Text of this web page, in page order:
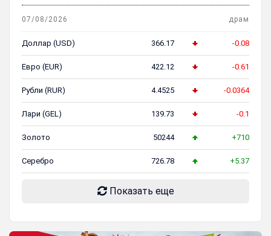
07/08/2026 драм
Доллар (USD) 366.17 -0.08
Евро (EUR) 422.12 -0.61
Рубли (RUR) 4.4525 -0.0364
Лари (GEL) 139.73 -0.1
Золото 50244 +710
Серебро 726.78 +5.37
Показать еще